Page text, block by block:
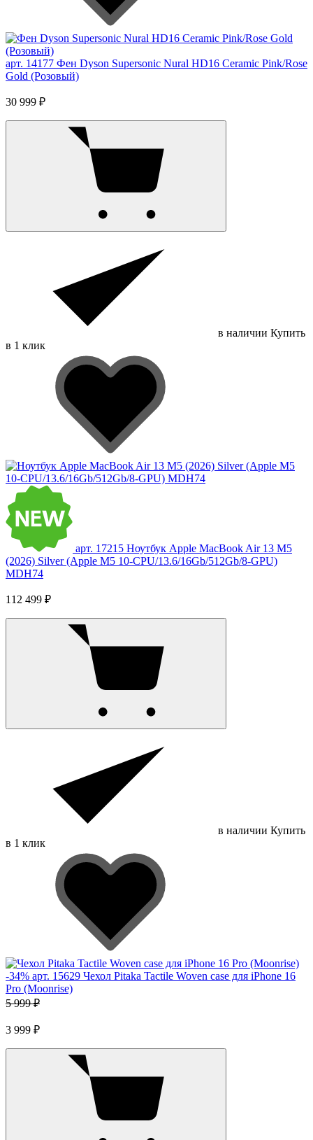
арт. 14177 Фен Dyson Supersonic Nural HD16 Ceramic Pink/Rose
Gold (Розовый)
30 999 ₽
в наличии Купить
в 1 клик
арт. 17215 Ноутбук Apple MacBook Air 13 M5
(2026) Silver (Apple M5 10-CPU/13.6/16Gb/512Gb/8-GPU)
MDH74
112 499 ₽
в наличии Купить
в 1 клик
-34% арт. 15629 Чехол Pitaka Tactile Woven case для iPhone 16
Pro (Moonrise)
5 999 ₽
3 999 ₽